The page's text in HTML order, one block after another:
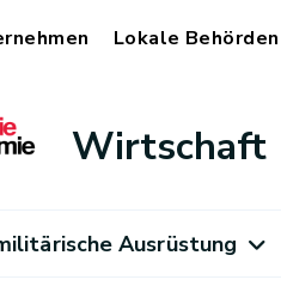
Lokale Behörden
Wirtschaft
Ausrüstung